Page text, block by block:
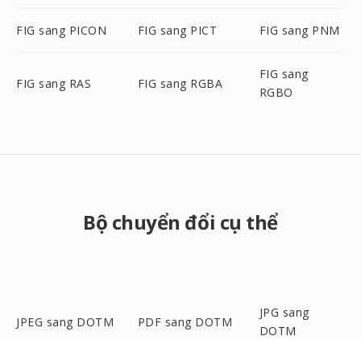
FIG sang PICON FIG sang PICT FIG sang PNM
FIG sang RAS FIG sang RGBA
FIG sang
RGBO
Bộ chuyển đổi cụ thể
JPEG sang DOTM PDF sang DOTM
JPG sang
DOTM